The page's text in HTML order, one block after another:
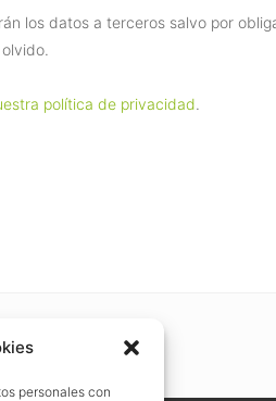
personales con
los datos a terceros salvo por
política de privacidad.